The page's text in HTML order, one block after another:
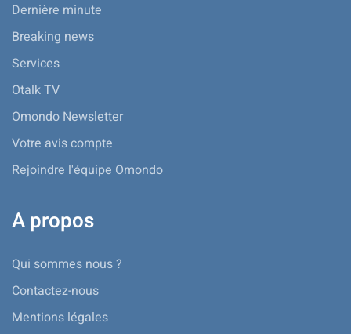
Dernière minute
Breaking news
Services
Otalk TV
Omondo Newsletter
Votre avis compte
Rejoindre l'équipe Omondo
A propos
Qui sommes nous ?
Contactez-nous
Mentions légales